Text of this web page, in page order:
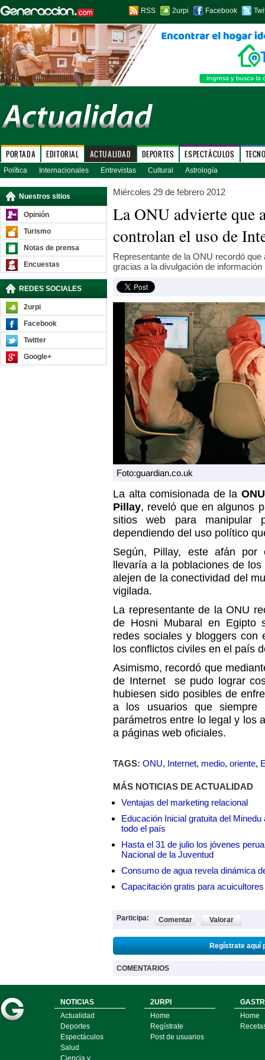
RSS 2urpi Facebook
PORTADA EDITORIAL ACTUALIDAD DEPORTES ESPECTÁCULOS
Política Internacionales Entrevistas Cultural Astrología
Nuestros sitios
Opinión
Turismo
Notas de prensa
Encuestas
REDES SOCIALES
2urpi
Facebook
Twitter
Google+
Miércoles 29 de febrero 2012
La ONU advierte que
controlan el uso de
Representante de la ONU recordó
gracias a la divulgación de información
Foto:guardian.co.uk
La alta comisionada de la ONU
Pillay, reveló que en algunos
sitios web para manipular
dependiendo del uso político
Según, Pillay, este afán por
llevaría a la poblaciones de
alejen de la conectividad del
vigilada.
La representante de la ONU
de Hosni Mubaral en Egipto
redes sociales y bloggers
los conflictos civiles en el país
Asimismo, recordó que
de Internet se pudo lograr
hubiesen sido posibles de
a los usuarios que
parámetros entre lo legal y los
a páginas web oficiales.
TAGS: ONU, Internet, medio, oriente,
MÁS NOTICIAS DE ACTUALIDAD
Ventajas del marketing relacional
Educación Inicial gratuita del
todo el país
Hasta el 31 de julio los jóvenes
Nacional de la Juventud
Consumo de agua revela dinámica
Capacitación gratis para
Participa: Comentar Valorar
Regístrate aquí
COMENTARIOS
NOTICIAS
Actualidad
Deportes
Espectáculos
Salud
Ciencia y
2URPI
Home
Regístrate
Post de usuarios
Home